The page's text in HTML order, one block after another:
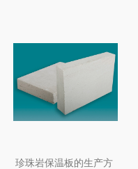
珍珠岩保温板的生产方